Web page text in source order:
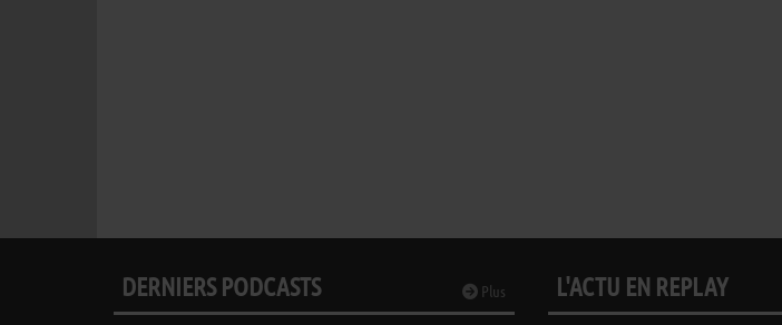
Plus
DERNIERS PODCASTS L'ACTU EN REPLAY